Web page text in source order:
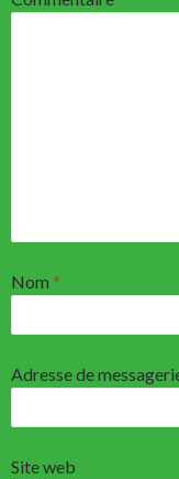
Nom *
Adresse de
Site web